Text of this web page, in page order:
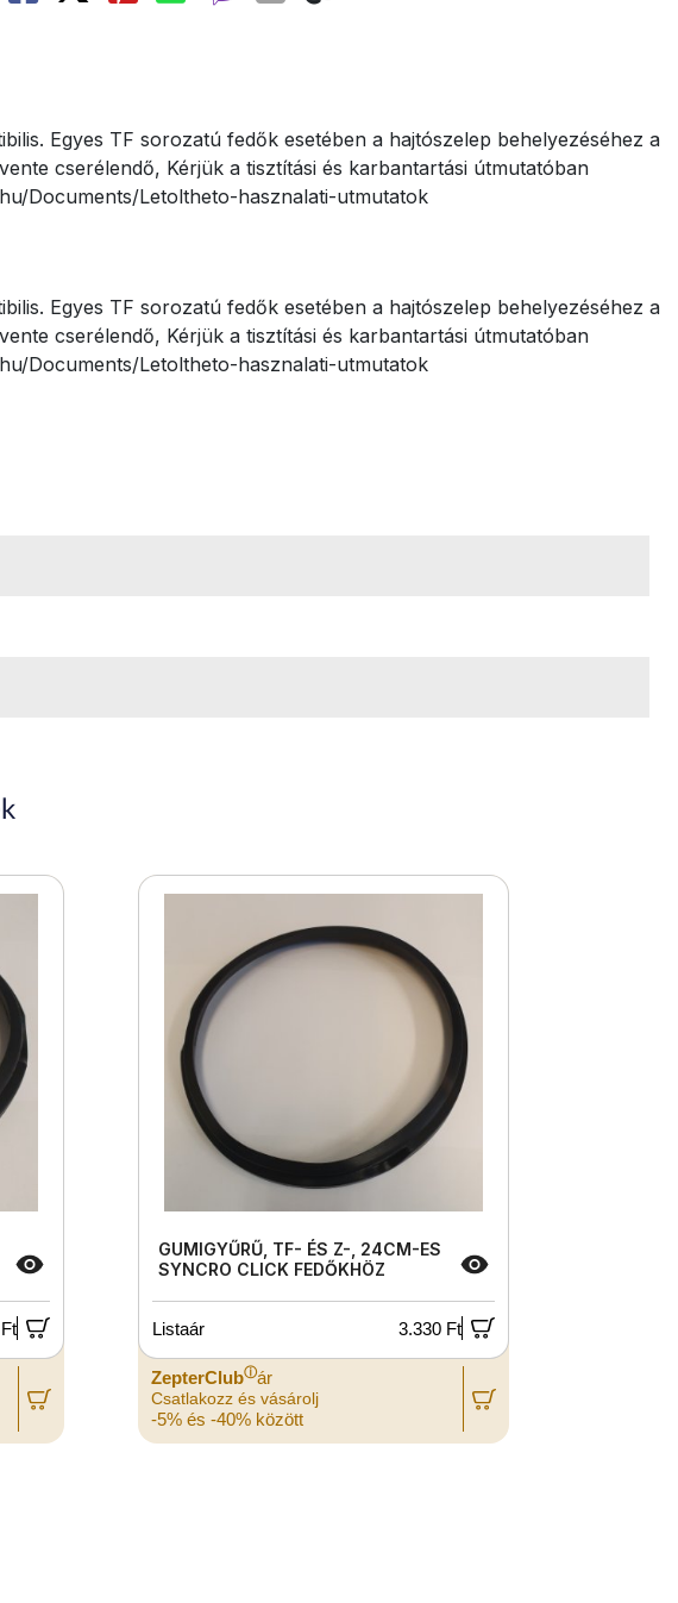
Egyes TF sorozatú fedők esetében a hajtószelep behelyezéséhez a
cserélendő, Kérjük a tisztítási és karbantartási útmutatóban
Documents/Letoltheto-hasznalati-utmutatok
Egyes TF sorozatú fedők esetében a hajtószelep behelyezéséhez a
cserélendő, Kérjük a tisztítási és karbantartási útmutatóban
Documents/Letoltheto-hasznalati-utmutatok
GUMIGYŰRŰ, TF- ÉS Z-, 24CM-ES
SYNCRO CLICK FEDŐKHÖZ
Listaár 3.330 Ft
ZepterClubⓘár
Csatlakozz és vásárolj
-5% és -40% között